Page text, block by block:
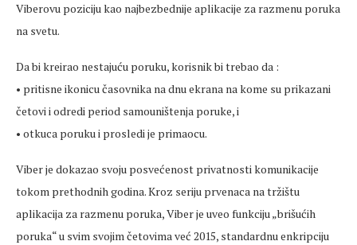
Viberovu poziciju kao najbezbednije aplikacije za razmenu poruka
na svetu.
Da bi kreirao nestajuću poruku, korisnik bi trebao da :
• pritisne ikonicu časovnika na dnu ekrana na kome su prikazani
četovi i odredi period samouništenja poruke, i
• otkuca poruku i prosledi je primaocu.
Viber je dokazao svoju posvećenost privatnosti komunikacije
tokom prethodnih godina. Kroz seriju prvenaca na tržištu
aplikacija za razmenu poruka, Viber je uveo funkciju „brišućih
poruka“ u svim svojim četovima već 2015, standardnu enkripciju